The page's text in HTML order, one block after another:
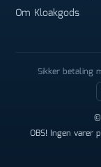
Om Kloakgods
Sikker betaling
©
OBS! Ingen varer